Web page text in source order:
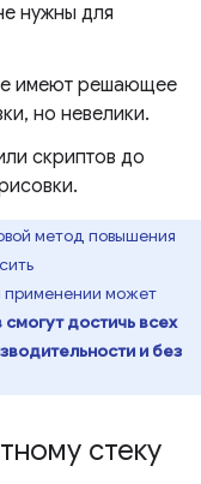
нужны для
имеют решающее
но невелики.
скриптов до
метод повышения
применении может
достичь всех
и без
стеку